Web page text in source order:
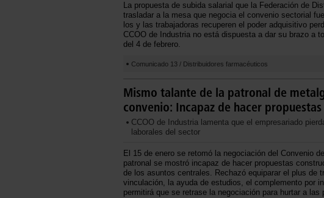
La propuesta de subida salarial que la Federación de
trasladar a la mesa que negocia el convenio sectorial
los y las trabajadoras recuperen el poder adquisitivo
CCOO de Industria no está dispuesta a dar su brazo a
del 4 de febrero.
Comunicado 13 / Distribuidores farmacéuticos
Mismo talante de la patronal de
convenio: Incapaz de hacer
CCOO de Industria lamenta que el empresariado
laborales del sector
El 15 de enero se retomó la negociación del Convenio
patronal se mostró incapaz de hacer propuestas
de los asuntos centrales. Rechazó equiparar el plus de
vinculación, la ayuda de estudios, el complemento por
permitirá que se retrase la negociación para hurtar a